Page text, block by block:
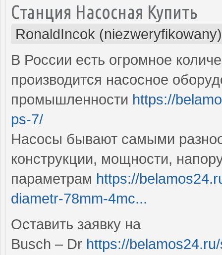
Станция Насосная Купить
RonaldIncok (niezweryfikowany)
В России есть огромное
производится насосное
промышленности https://
ps-7/
Насосы бывают самыми
конструкции, мощности,
параметрам https://
diametr-78mm-4mc...
Оставить заявку на
Busch – Dr https://